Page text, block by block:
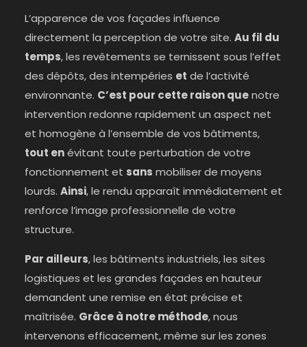
L’apparence de vos façades influence
directement la perception de votre site. Au fil du
temps, les revêtements se ternissent sous l’effet
des dépôts, des intempéries et de l’activité
environnante. C’est pour cette raison quenotre
intervention redonne rapidement un aspect net
et homogène à l’ensemble de vos bâtiments,
tout enévitant toute perturbation de votre
fonctionnement et sans mobiliser de moyens
lourds. Ainsi, le rendu apparaît immédiatement et
renforce l’image professionnelle de votre
structure.
Par ailleurs, les bâtiments industriels, les sites
logistiques et les grandes façades en hauteur
demandent une remise en état précise et
maîtrisée. Grâce à notre méthode, nous
intervenons efficacement, même sur les zones